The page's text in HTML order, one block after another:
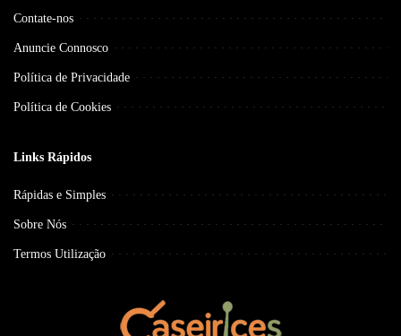
Contate-nos
Anuncie Connosco
Política de Privacidade
Política de Cookies
Links Rápidos
Rápidas e Simples
Sobre Nós
Termos Utilização